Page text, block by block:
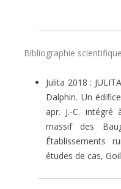
Bibliographie
Julita 2018 :
Dalphin. Un
apr. J.-C.
massif des
Établissements
études de cas,